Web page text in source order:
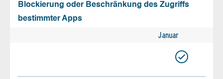
Blockierung oder Beschränkung des Zugriffs
bestimmter Apps
Januar